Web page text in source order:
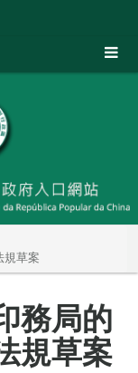
規草案
務局的
規草案